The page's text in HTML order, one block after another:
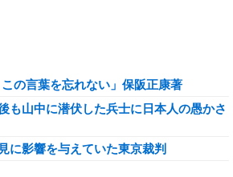
この言葉を忘れない」保阪正康著
も山中に潜伏した兵士に日本人の愚かさ
に影響を与えていた東京裁判